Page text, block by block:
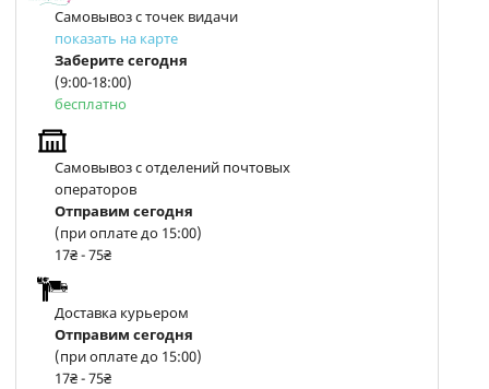
Самовывоз с точек видачи
показать на карте
Заберите сегодня
(9:00-18:00)
бесплатно
Самовывоз с отделений почтовых
операторов
Отправим сегодня
(при оплате до 15:00)
17₴ - 75₴
Доставка курьером
Отправим сегодня
(при оплате до 15:00)
17₴ - 75₴